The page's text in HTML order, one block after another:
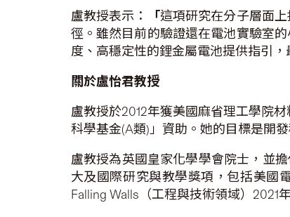
盧教授表示：
「這項研究在分子層面
徑。雖然目前的驗證還在電池實驗室
度、高穩定性的鋰金屬電池提供指引
關於盧怡君教授
盧教授於2012年獲美國麻省理工學院
科學基金(A類)」資助。她的目標是開
盧教授為英國皇家化學學會院士，並
大及國際研究與教學獎項，包括美國
Falling Walls（工程與技術領域）2021